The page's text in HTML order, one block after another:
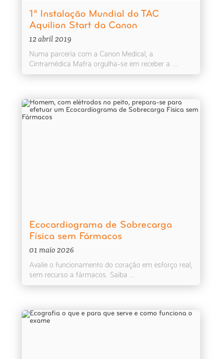
1ª Instalação Mundial do TAC
Aquilion Start da Canon
12 abril 2019
Numa parceria com a Canon Medical, a
Cintramédica Mafra orgulha-se em receber a ...
Ecocardiograma de Sobrecarga
Física sem Fármacos
01 maio 2026
Avalie o funcionamento do coração em esforço real,
sem recurso a fármacos. Saiba ...